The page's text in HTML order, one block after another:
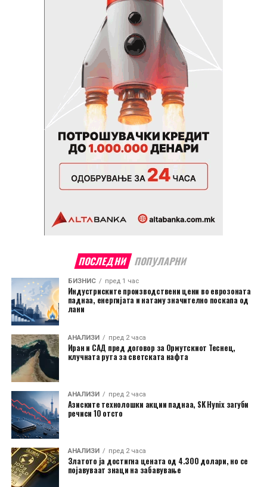
ПОСЛЕДНИ ПОПУЛАРНИ
БИЗНИС пред 1 час
Индустриските производствени цени во еврозоната
паднаа, енергијата и натаму значително поскапа од
лани
АНАЛИЗИ пред 2 часа
Иран и САД пред договор за Ормутскиот Теснец,
клучната рута за светската нафта
АНАЛИЗИ пред 2 часа
Азиските технолошки акции паднаа, SK Hynix загуби
речиси 10 отсто
АНАЛИЗИ пред 2 часа
Златото ја достигна цената од 4.300 долари, но се
појавуваат знаци на забавување